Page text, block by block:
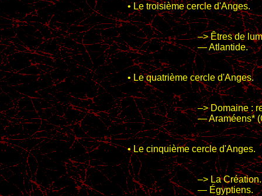
• Le troisième cercle d'Anges.
–> Êtres de
— Atlantide.
• Le quatrième cercle d'Anges.
–> Domaine :
— Araméens*
• Le cinquième cercle d'Anges.
–> La Création.
— Égyptiens.